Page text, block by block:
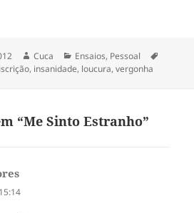
Autor
Cuca Categorias
Ensaios, Pessoal
, insanidade, loucura,vergonha
“Me Sinto Estranho”